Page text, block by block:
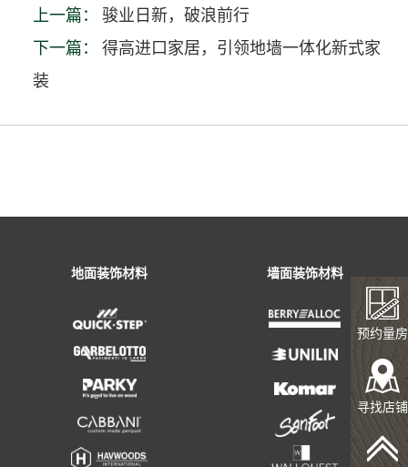
上一篇：
骏业日新，破浪前行
下一篇：
得高进口家居，引领地墙一体化新式家
装
预约量房
寻找店铺